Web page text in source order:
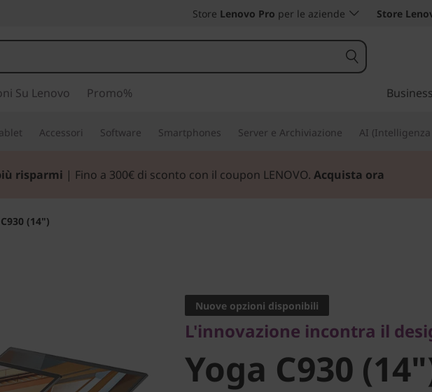
Store Lenovo Pro per le aziende Store
Su Lenovo Promo% Business
Accessori Software Smartphones Server e Archiviazione AI
risparmi | Fino a 300€ di sconto con il coupon LENOVO. Acquista ora
(14")
Yoga C930
Nuove opzioni disponibili
L'innovazione incontra il
Yoga C930